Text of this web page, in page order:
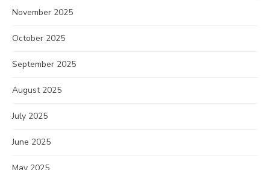
November 2025
October 2025
September 2025
August 2025
July 2025
June 2025